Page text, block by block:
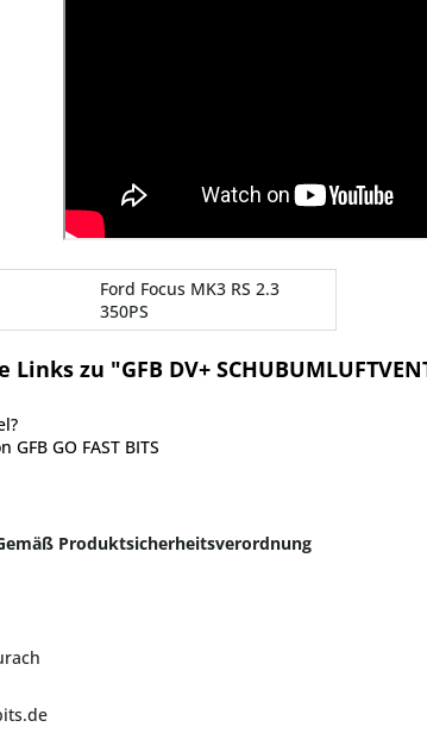
Ford Focus MK3 RS 2.3
350PS
zu "GFB DV+
GO FAST BITS
Produktsicherheitsverordnung